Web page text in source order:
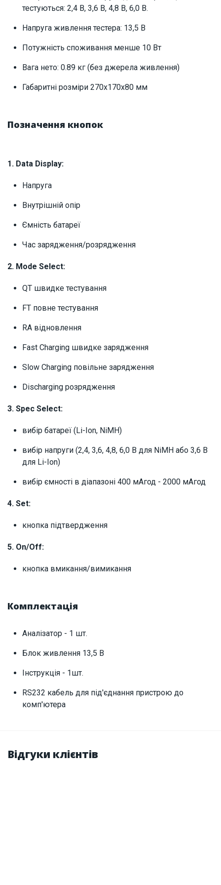
тестуються: 2,4 В, 3,6 В, 4,8 В, 6,0 В.
Напруга живлення тестера: 13,5 В
Потужність споживання менше 10 Вт
Вага нето: 0.89 кг (без джерела живлення)
Габаритні розміри 270х170х80 мм
Позначення кнопок
1. Data Display:
Напруга
Внутрішній опір
Ємність батареї
Час зарядження/розрядження
2. Mode Select:
QT швидке тестування
FT повне тестування
RA відновлення
Fast Charging швидке зарядження
Slow Charging повільне зарядження
Discharging розрядження
3. Spec Select:
вибір батареї (Li-Ion, NiMH)
вибір напруги (2,4, 3,6, 4,8, 6,0 В для NiMH або 3,6 В
для Li-Ion)
вибір ємності в діапазоні 400 мАгод - 2000 мАгод
4. Set:
кнопка підтвердження
5. On/Off:
кнопка вмикання/вимикання
Комплектація
Аналізатор - 1 шт.
Блок живлення 13,5 В
Інструкція - 1шт.
RS232 кабель для під'єднання пристрою до
комп'ютера
Відгуки клієнтів